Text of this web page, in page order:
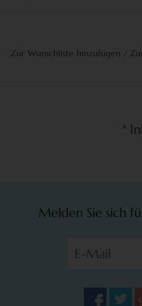
Zur Wunschliste hinzufügen
*
Melden Sie sich